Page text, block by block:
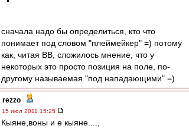
сначала надо бы определиться, кто что
понимает под словом "плеймейкер" =) потому
как, читая ВВ, сложилось мнение, что у
некоторых это просто позиция на поле, по-
другому называемая "под нападающими" =)
rezzo -
15 июл 2011 15:25
Кыяне,воны и е кыяне....,